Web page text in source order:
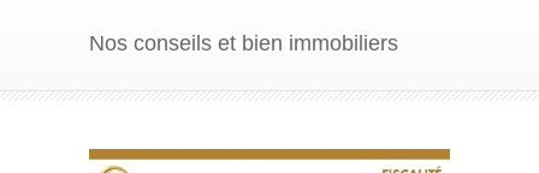
Nos conseils et bien immobiliers